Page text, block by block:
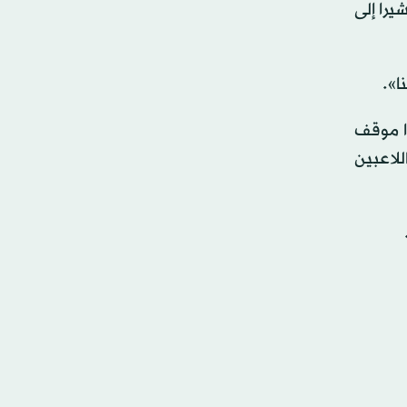
إلى
موقف